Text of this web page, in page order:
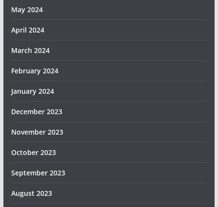
May 2024
April 2024
March 2024
February 2024
January 2024
December 2023
November 2023
October 2023
September 2023
August 2023